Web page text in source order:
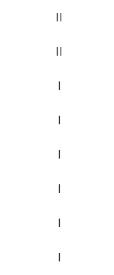
II
II
I
I
I
I
I
I